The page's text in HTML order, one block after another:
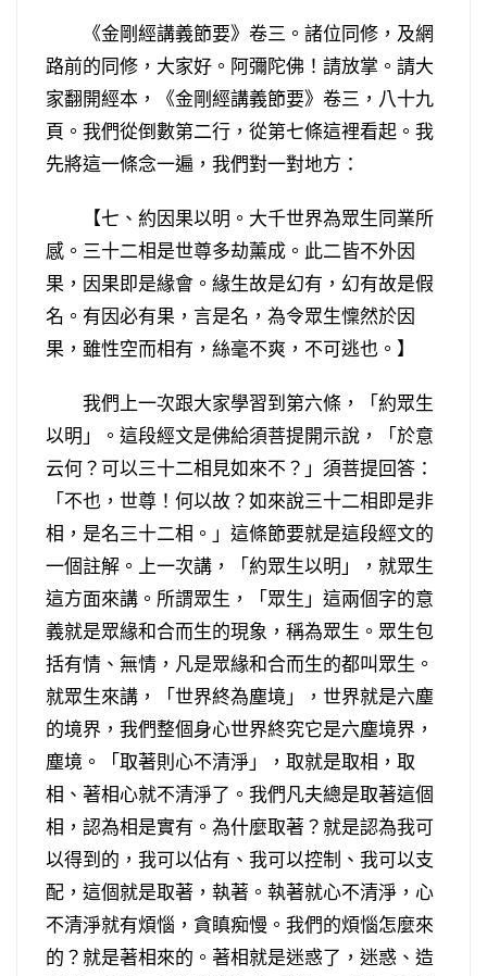
《金剛經講義節要》卷三。諸位同修，及網
路前的同修，大家好。阿彌陀佛！請放掌。請大
家翻開經本，《金剛經講義節要》卷三，八十九
頁。我們從倒數第二行，從第七條這裡看起。我
先將這一條念一遍，我們對一對地方：
【七、約因果以明。大千世界為眾生同業所
感。三十二相是世尊多劫薰成。此二皆不外因
果，因果即是緣會。緣生故是幻有，幻有故是假
名。有因必有果，言是名，為令眾生懍然於因
果，雖性空而相有，絲毫不爽，不可逃也。】
我們上一次跟大家學習到第六條，「約眾生
以明」。這段經文是佛給須菩提開示說，「於意
云何？可以三十二相見如來不？」須菩提回答：
「不也，世尊！何以故？如來說三十二相即是非
相，是名三十二相。」這條節要就是這段經文的
一個註解。上一次講，「約眾生以明」，就眾生
這方面來講。所謂眾生，「眾生」這兩個字的意
義就是眾緣和合而生的現象，稱為眾生。眾生包
括有情、無情，凡是眾緣和合而生的都叫眾生。
就眾生來講，「世界終為塵境」，世界就是六塵
的境界，我們整個身心世界終究它是六塵境界，
塵境。「取著則心不清淨」，取就是取相，取
相、著相心就不清淨了。我們凡夫總是取著這個
相，認為相是實有。為什麼取著？就是認為我可
以得到的，我可以佔有、我可以控制、我可以支
配，這個就是取著，執著。執著就心不清淨，心
不清淨就有煩惱，貪瞋痴慢。我們的煩惱怎麼來
的？就是著相來的。著相就是迷惑了，迷惑、造